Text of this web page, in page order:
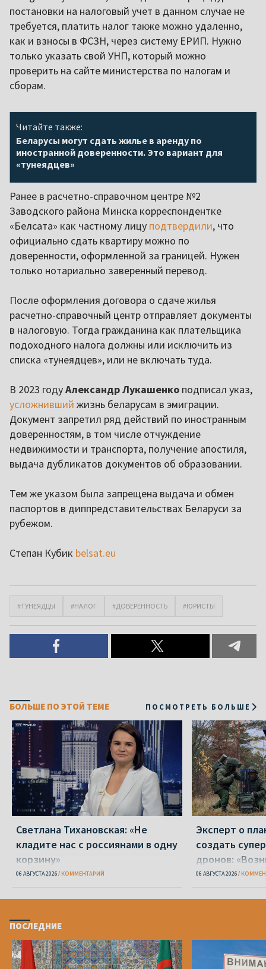
постановки на налоговый учет в данном случае не
требуется, платить налог также можно удаленно,
как и взносы в ФСЗН, через систему ЕРИП. Нужно
только указать свой УНП, который можно
проверить на сайте министерства по налогам и
сборам.
Читайте также:
Беларусы могут сдать жилье в аренду по
иностранной доверенности. Это вариант для
«тунеядцев»
Ранее в расчетно-справочном центре №2
Заводского района Минска корреспондентке
«Белсата» как частному лицу подтвердили, что
официально сдать квартиру можно по
доверенности, оформленной за границей. Нужен
только нотариально заверенный перевод.
После оформления договора о сдаче жилья
расчетно-справочный центр отправляет документы
в налоговую. Тогда гражданина как плательщика
подоходного налога должны или исключить из
списка «тунеядцев», или не включать туда.
В 2023 годуАлександрЛукашенко подписал указ,
усложнивший жизнь беларусам в эмиграции.
Документ запретил ряд действий по иностранным
доверенностям, в том числе отчуждение
недвижимости и транспорта, получение апостиля,
выдача дубликатов документов об образовании.
Тем же указом была запрещена выдача и обмен
паспортов в диппредставительствах Беларуси за
рубежом.
Степан Кубик belsat.eu
#ТУНЕЯДЦЫ #НАЛОГ #ДОВЕРЕННОСТЬ #ЮРИСТЫ
БОЛЬШЕ ПО ЭТОЙ ТЕМЕ ПОСМОТРЕТЬ БОЛЬШЕ
Светлана Тихановская: «Не
кладите нас с россиянами в одну
корзину»
06 АВГУСТА 2026 КОММЕНТАРИЙ
Эксперт о
создать
дронов:
серьезные
06 АВГУСТА 2026
ПОСЛЕДНИЕ